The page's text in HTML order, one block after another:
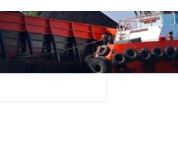
Sitaan,
Dapat Lebih dari Rp